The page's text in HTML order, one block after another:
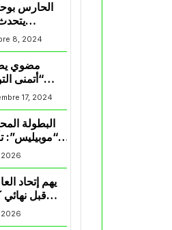
الحارس
المنتخب و
8, 2024
مضوي
“أتمنى
لممثلي17, 2024
البطولة
“موبيليس”:
العاصمة
2026
يهم إتحاد
قبل
اكاف :
يسقط
2026